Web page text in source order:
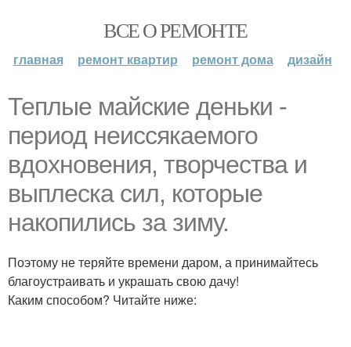
ВСЕ О РЕМОНТЕ
главная ремонт квартир ремонт дома дизайн
Теплые майские деньки -
период неиссякаемого
вдохновения, творчества и
выплеска сил, которые
накопились за зиму.
Поэтому не теряйте времени даром, а принимайтесь
благоустраивать и украшать свою дачу!
Каким способом? Читайте ниже: